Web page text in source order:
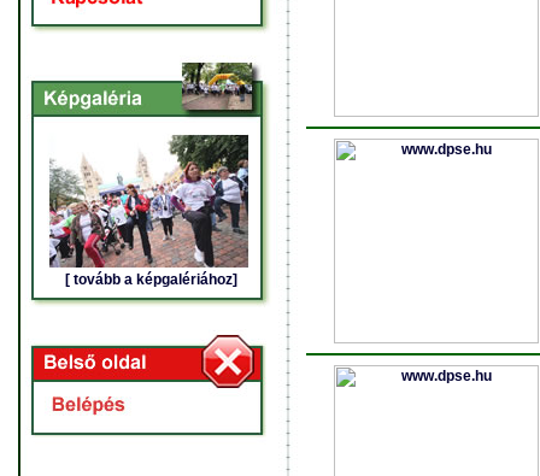
[ tovább a képgalériához]